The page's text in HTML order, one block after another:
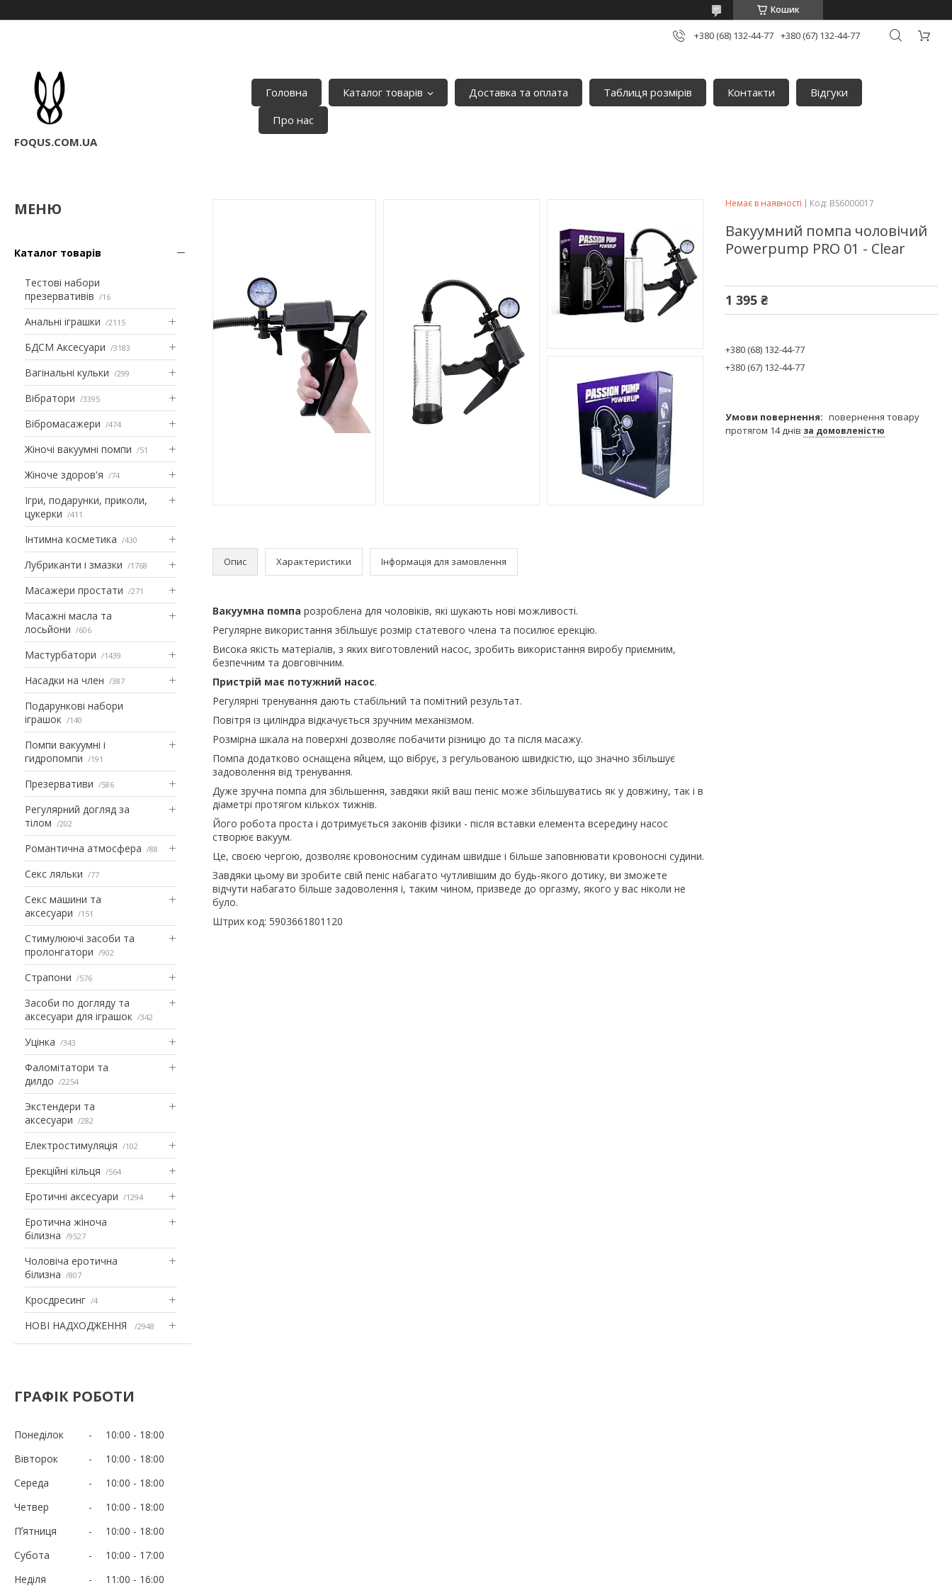
Кошик
+380 (68) 132-44-77 +380 (67) 132-44-77
FOQUS.COM.UA
Головна Каталог товарів Доставка та оплата Таблиця розмірів Контакти
Відгуки
Про нас
Каталог товарів
Тестові набори
презервативів
16
Анальні іграшки 2115
БДСМ Аксесуари 3183
Вагінальні кульки 299
Вібратори 3395
Вібромасажери 474
Жіночі вакуумні помпи 51
Жіноче здоров'я 74
Ігри, подарунки, приколи,
цукерки
411
Інтимна косметика 430
Лубриканти і змазки 1768
Масажери простати 271
Масажні масла та
лосьйони
606
Мастурбатори 1439
Насадки на член 387
Подарункові набори
іграшок
140
Помпи вакуумні і
гидропомпи
191
Презервативи 586
Регулярний догляд за
тілом
202
Романтична атмосфера 88
Секс ляльки 77
Секс машини та
аксесуари
151
Стимулюючі засоби та
пролонгатори
902
Страпони 576
Засоби по догляду та
аксесуари для іграшок
342
Уцінка 343
Фаломітатори та
дилдо
2254
Экстендери та
аксесуари
282
Електростимуляція 102
Ерекційні кільця 564
Еротичні аксесуари 1294
Еротична жіноча
білизна
9527
Чоловіча еротична
білизна
807
Кросдресинг 4
НОВІ НАДХОДЖЕННЯ 2948
ГРАФІК РОБОТИ
Понеділок 10:00
18:00
Вівторок
10:00
18:00
Середа
10:00
18:00
Четвер
10:00
18:00
Пʼятниця
10:00
18:00
Субота
10:00
17:00
Неділя
11:00 16:00
Опис Характеристики Інформація для замовлення
Вакуумна помпа розроблена для чоловіків, які шукають нові можливості.
Регулярне використання збільшує розмір статевого члена та посилює ерекцію.
Висока якість матеріалів, з яких виготовлений насос, зробить використання виробу приємним,
безпечним та довговічним.
Пристрій має потужний насос.
Регулярні тренування дають стабільний та помітний результат.
Повітря із циліндра відкачується зручним механізмом.
Розмірна шкала на поверхні дозволяє побачити різницю до та після масажу.
Помпа додатково оснащена яйцем, що вібрує, з регульованою швидкістю, що значно збільшує
задоволення від тренування.
Дуже зручна помпа для збільшення, завдяки якій ваш пеніс може збільшуватись як у довжину, так і в
діаметрі протягом кількох тижнів.
Його робота проста і дотримується законів фізики - після вставки елемента всередину насос
створює вакуум.
Це, своєю чергою, дозволяє кровоносним судинам швидше і більше заповнювати кровоносні судини.
Завдяки цьому ви зробите свій пеніс набагато чутливішим до будь-якого дотику, ви зможете
відчути набагато більше задоволення і, таким чином, призведе до оргазму, якого у вас ніколи не
було.
Штрих код: 5903661801120
Немає в наявності Код: BS6000017
Вакуумний помпа чоловічий
Powerpump PRO 01 - Clear
1 395 ₴
+380 (68) 132-44-77
+380 (67) 132-44-77
повернення товару
протягом 14 днів за домовленістю